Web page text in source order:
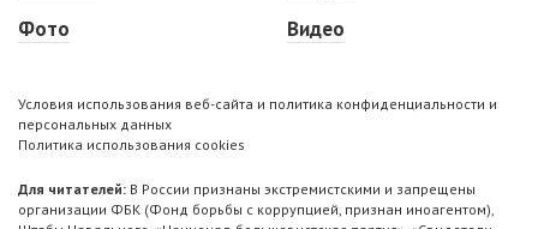
Фото
Видео
Условия использования веб-сайта и политика конфиденциальности и
персональных данных
Политика использования cookies
Для читателей: В России признаны экстремистскими и запрещены
организации ФБК (Фонд борьбы с коррупцией, признан иноагентом),